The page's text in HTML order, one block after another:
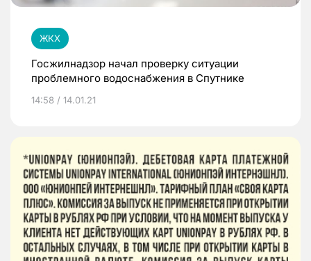
ЖКХ
Госжилнадзор начал проверку ситуации
проблемного водоснабжения в Спутнике
14:58 / 14.01.21